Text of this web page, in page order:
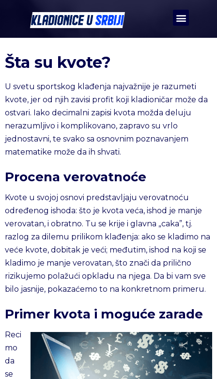
Šta su kvote?
U svetu sportskog klađenja najvažnije je razumeti
kvote, jer od njih zavisi profit koji kladioničar može da
ostvari. Iako decimalni zapisi kvota možda deluju
nerazumljivo i komplikovano, zapravo su vrlo
jednostavni, te svako sa osnovnim poznavanjem
matematike može da ih shvati.
Procena verovatnoće
Kvote u svojoj osnovi predstavljaju verovatnoću
određenog ishoda: što je kvota veća, ishod je manje
verovatan, i obratno. Tu se krije i glavna „caka”, tj.
razlog za dilemu prilikom klađenja: ako se kladimo na
veće kvote, dobitak je veći; međutim, ishod na koji se
kladimo je manje verovatan, što znači da prilično
rizikujemo polažući opkladu na njega. Da bi vam sve
bilo jasnije, pokazaćemo to na konkretnom primeru.
Primer kvota i moguće zarade
Reci
mo
da
se